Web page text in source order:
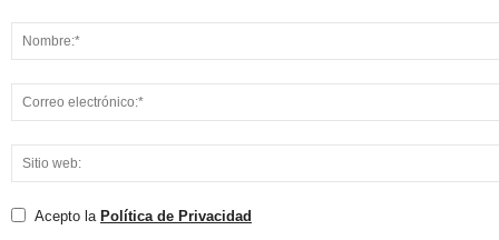
Acepto la Política de Privacidad